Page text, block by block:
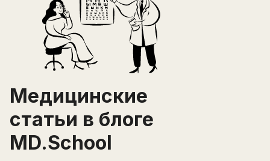
Медицинские
статьи в блоге
MD.School